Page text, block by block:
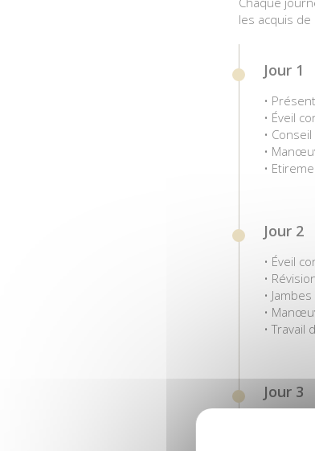
les acquis
Jour 1
•
• Éveil
•
•
•
Jour 2
• Éveil
•
•
•
•
Jour 3